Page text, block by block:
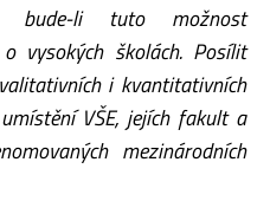
bude-li tuto možnost
vysokých školách. Posílit
i kvantitativních
VŠE, jejích fakult a
mezinárodních